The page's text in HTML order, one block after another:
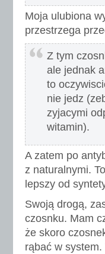
Moja ulubiona
przestrzega
Z tym
ale jednak
to
nie jedz
zyjacymi
witamin).
A zatem po
z naturalnymi.
lepszy od
Swoją drogą,
czosnku. Mam
że skoro
rąbać w